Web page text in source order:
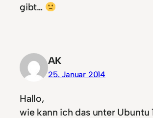
gibt…
AK
25. Januar 2014
Hallo,
wie kann ich das unter Ubuntu